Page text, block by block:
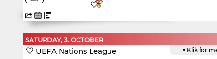
SATURDAY, 3. OCTOBER
▼ Klik for
UEFA Nations League